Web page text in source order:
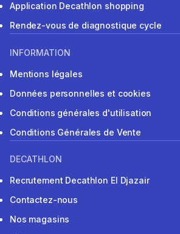
Application Decathlon shopping
Rendez-vous de diagnostique cycle
INFORMATION
Mentions légales
Données personnelles et cookies
Conditions générales d'utilisation
Conditions Générales de Vente
DECATHLON
Recrutement Decathlon El Djazair
Contactez-nous
Nos magasins